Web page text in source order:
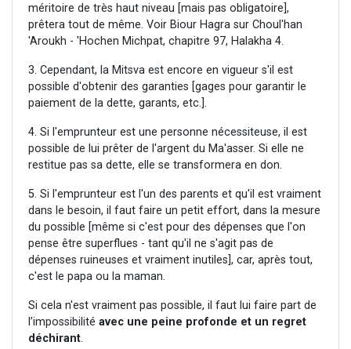
méritoire de très haut niveau [mais pas obligatoire],
prêtera tout de même. Voir Biour Hagra sur Choul'han
'Aroukh - 'Hochen Michpat, chapitre 97, Halakha 4.
3. Cependant, la Mitsva est encore en vigueur s'il est
possible d'obtenir des garanties [gages pour garantir le
paiement de la dette, garants, etc.].
4. Si l'emprunteur est une personne nécessiteuse, il est
possible de lui prêter de l'argent du Ma'asser. Si elle ne
restitue pas sa dette, elle se transformera en don.
5. Si l'emprunteur est l'un des parents et qu'il est vraiment
dans le besoin, il faut faire un petit effort, dans la mesure
du possible [même si c'est pour des dépenses que l'on
pense être superflues - tant qu'il ne s'agit pas de
dépenses ruineuses et vraiment inutiles], car, après tout,
c'est le papa ou la maman.
Si cela n'est vraiment pas possible, il faut lui faire part de
l’impossibilité avec une peine profonde et un regret
déchirant.